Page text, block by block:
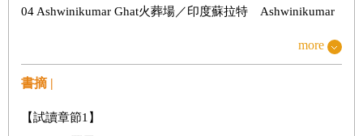
04 Ashwinikumar Ghat火葬場／印度蘇拉特 Ashwinikumar
06 San Cataldo墓園／義大利摩德納 San Cataldo Cemetery
07 Igualada墓園／西班牙巴塞隆納 Igualada Cemetery
more
書摘 |
【試讀章節1】